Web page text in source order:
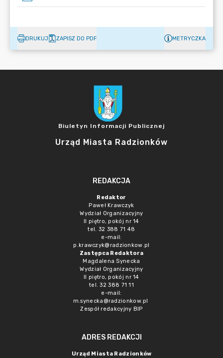
DRUKUJ ZAPISZ DO PDF METRYCZKA
Biuletyn Informacji Publicznej
Urząd Miasta Radzionków
REDAKCJA
Redaktor
Paweł Krawczyk
Wydział Organizacyjny
II piętro, pokój nr 14
tel. 32 388 71 48
e-mail:
p.krawczyk@radzionkow.pl
Zastępca Redaktora
Magdalena Synecka
Wydział Organizacyjny
II piętro, pokój nr 14
tel. 32 388 71 11
e-mail:
m.synecka@radzionkow.pl
Zespół redakcyjny BIP
ADRES REDAKCJI
Urząd Miasta Radzionków